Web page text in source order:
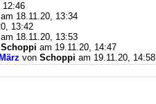
12:46
am 18.11.20, 13:34
13:42
am 18.11.20, 13:53
Schoppi am 19.11.20, 14:47
von Schoppi am 19.11.20, 14:58